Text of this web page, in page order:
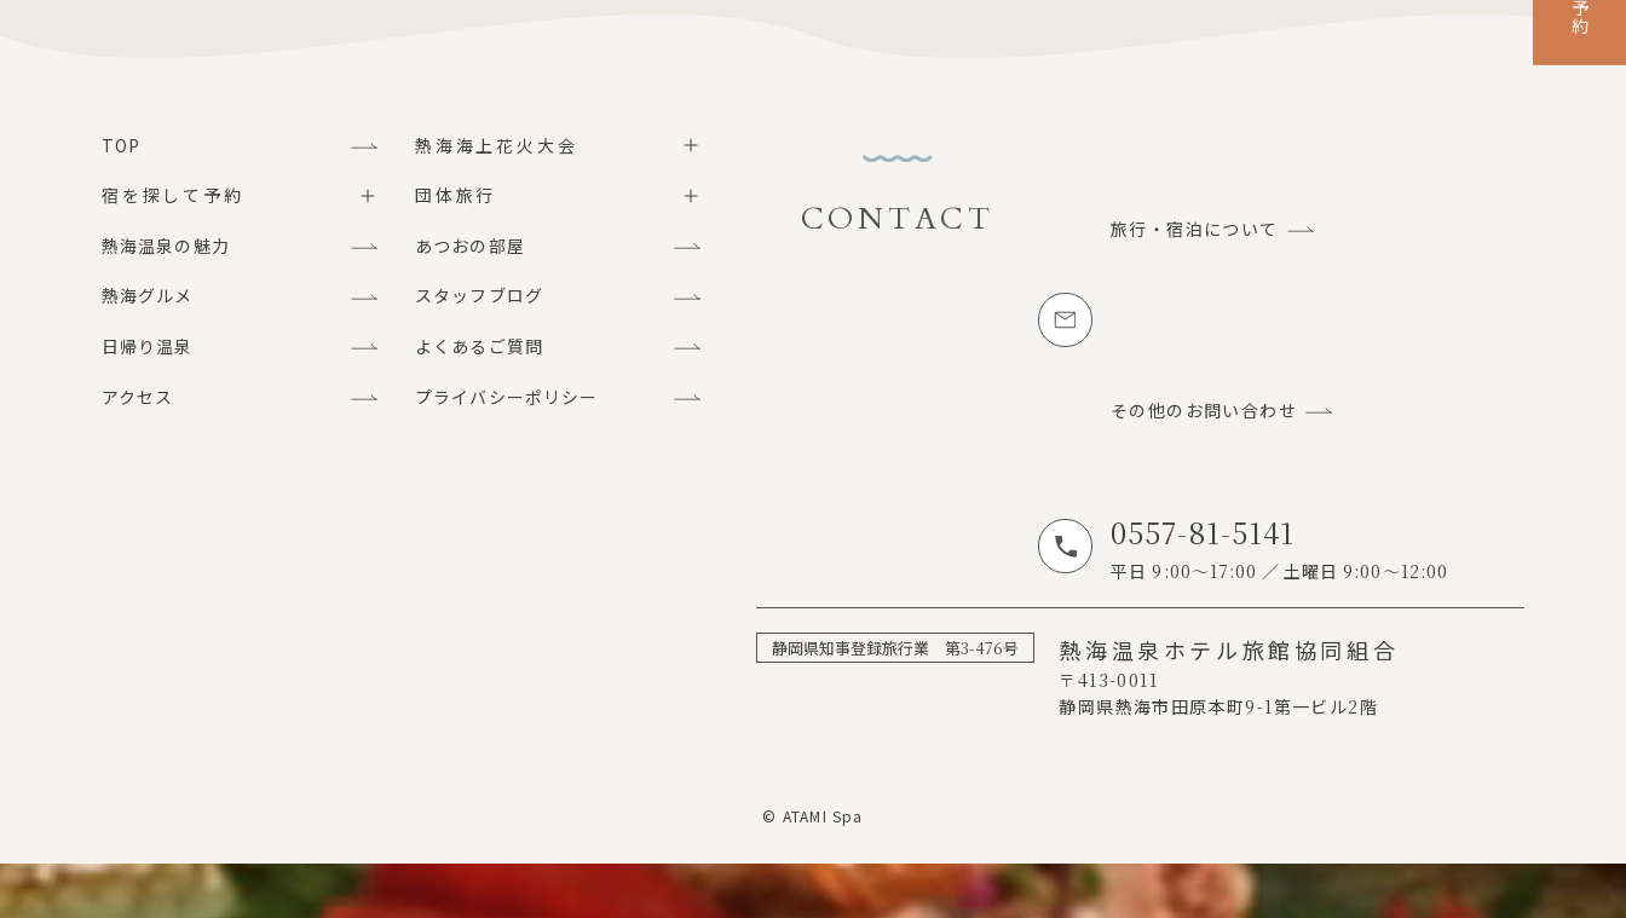
TOP
宿を探して予約
熱海温泉の魅力
熱海グルメ
日帰り温泉
アクセス
熱海海上花火大会
団体旅行
あつおの部屋
スタッフブログ
よくあるご質問
プライバシーポリシー
お問い合わせ
CONTACT
メールでのお問い合わせ
旅行・宿泊について
その他のお問い合わせ
お電話でのお問い合わせ
0557-81-5141
平日9:00～17:00 土曜日9:00～12:00
静岡県知事登録旅行業 第3-476号 熱海温泉ホテル旅館協同組合
〒413-0011
静岡県熱海市田原本町9-1 第一ビル2 階
© ATAMI Spa